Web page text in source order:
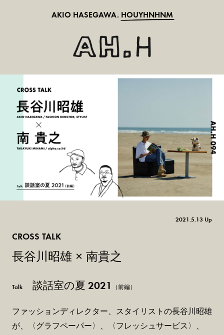
AKIO HASEGAWA. HOUYHNHNM
2021.5.13 Up
CROSS TALK
長谷川昭雄 × 南貴之
Talk 談話室の夏 2021 （前編）
ファッションディレクター、スタイリストの長谷川昭雄
が、〈グラフペーパー〉、〈フレッシュサービス〉、